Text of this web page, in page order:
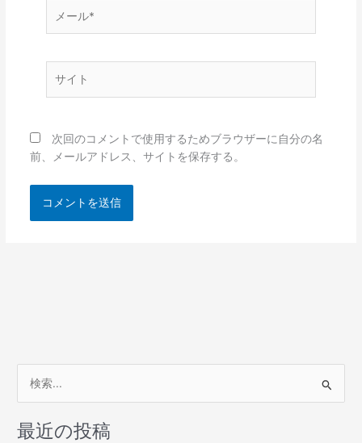
ー
*
次回のコメントで使用するためブラウザーに自分の名
前、メールアドレス、サイトを保存する。
対
最近の投稿